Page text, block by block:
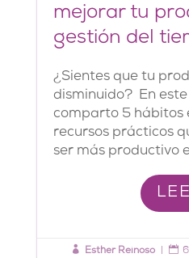
mejorar tu
gestión del
¿Sientes que tu
disminuido? En
comparto 5 hábitos
recursos prácticos
ser más productivo
 Esther Reinoso 